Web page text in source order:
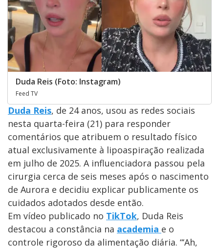
Duda Reis (Foto: Instagram)
Feed TV
Duda Reis, de 24 anos, usou as redes sociais
nesta quarta-feira (21) para responder
comentários que atribuem o resultado físico
atual exclusivamente à lipoaspiração realizada
em julho de 2025. A influenciadora passou pela
cirurgia cerca de seis meses após o nascimento
de Aurora e decidiu explicar publicamente os
cuidados adotados desde então.
Em vídeo publicado no TikTok, Duda Reis
destacou a constância na academia e o
controle rigoroso da alimentação diária. “‘Ah,